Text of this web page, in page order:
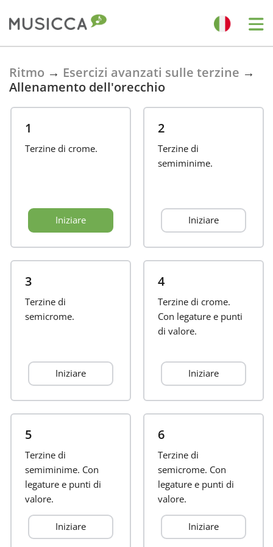
English
Español
Français
हिन्दी
Italiano
日本語
Português
Ritmo → Esercizi avanzati sulle terzine →
Allenamento dell'orecchio
1
Terzine di crome.
Iniziare
2
Terzine di
semiminime.
Iniziare
3
Terzine di
semicrome.
Iniziare
4
Terzine di crome.
Con legature e punti
di valore.
Iniziare
5
Terzine di
semiminime. Con
legature e punti di
valore.
Iniziare
6
Terzine di
semicrome. Con
legature e punti di
valore.
Iniziare